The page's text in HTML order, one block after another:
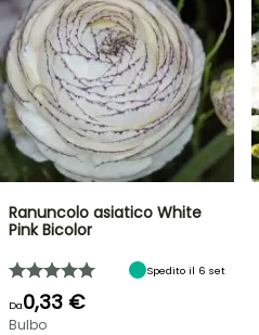
Ranuncolo asiatico White
Pink Bicolor
Spedito il 6 set
Da0,33 €
Bulbo